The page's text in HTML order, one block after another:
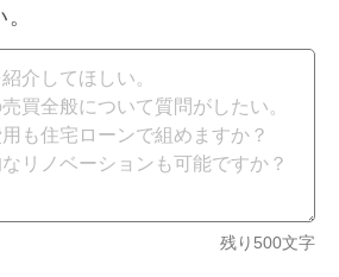
残り 500文字